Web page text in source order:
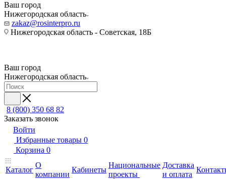
Ваш город
Нижегородская область
zakaz@rosinterpro.ru
Нижегородская область - Советская, 18Б
Ваш город
Нижегородская область
8 (800) 350 68 82
Заказать звонок
Войти
Избранные товары 0
Корзина 0
Каталог
О
компании
Кабинеты
Национальные
проекты
Доставка
и оплата